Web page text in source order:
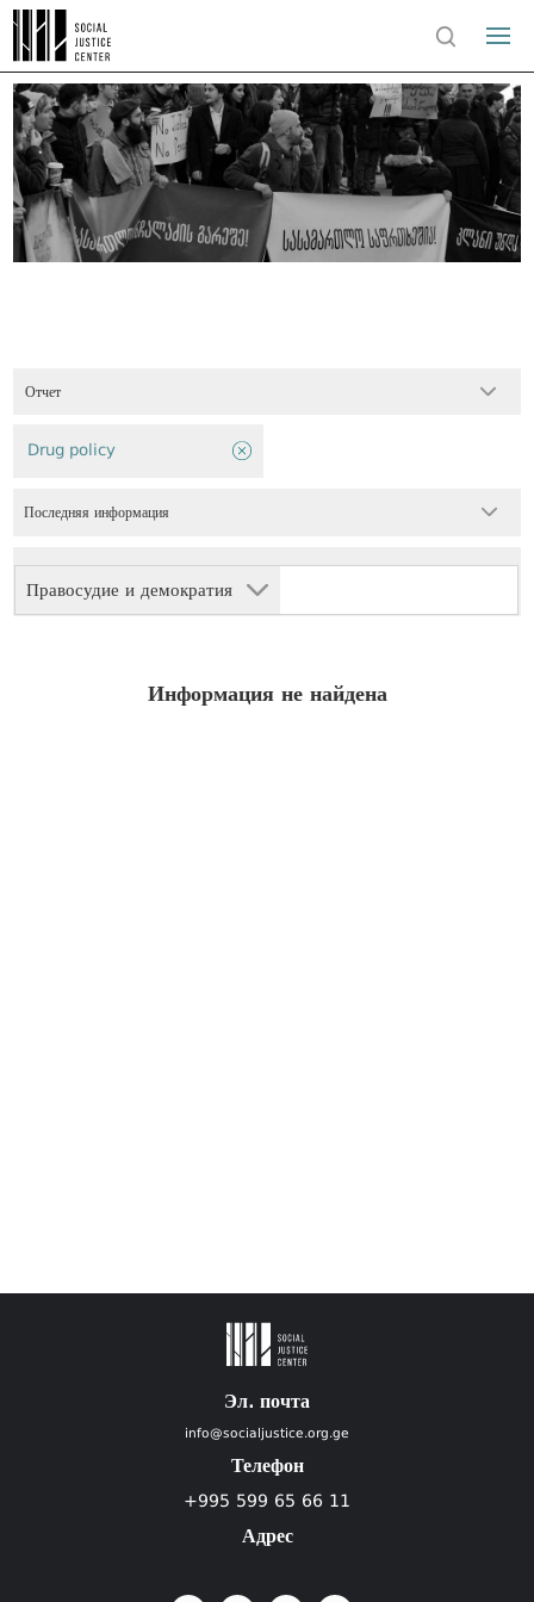
Отчет
Правосудие и демократия
Drug policy
Последняя информация
Информация не найдена
Эл. почта
info@socialjustice.org.ge
Телефон
+995 599 65 66 11
Адрес